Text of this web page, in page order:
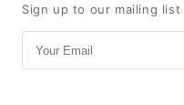
Sign up to our mailing list